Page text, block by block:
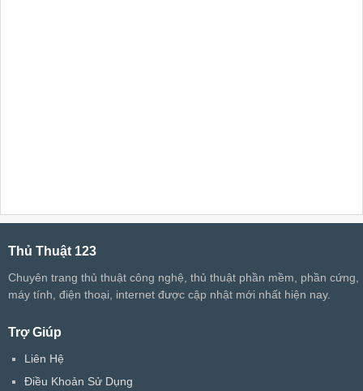
Thủ Thuật 123
Chuyên trang thủ thuật công nghệ, thủ thuật phần mềm, phần cứng,
máy tính, điện thoại, internet được cập nhật mới nhất hiện nay.
Trợ Giúp
Liên Hệ
Điều Khoản Sử Dụng